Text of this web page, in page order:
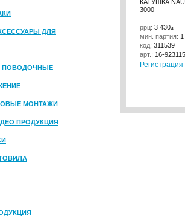
ДЛЯ
ПОВОДОЧНЫЕ
МОНТАЖИ
ПРОДУКЦИЯ
КАТУШКА
3000
ррц: 3 430a
мин. партия: 1
код: 311539
арт.: 16-
Регистрация